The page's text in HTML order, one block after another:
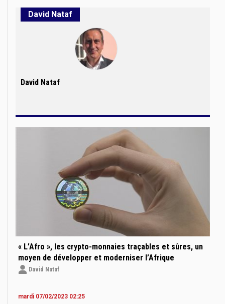
David Nataf
David Nataf
« L’Afro », les crypto-monnaies traçables et sûres, un
moyen de développer et moderniser l’Afrique
David Nataf
mardi 07/02/2023 02:25